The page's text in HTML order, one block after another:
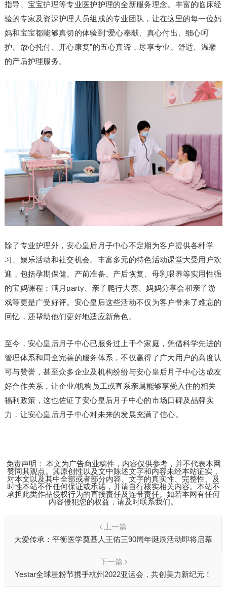
指导、宝宝护理等专业医护护理的全新服务理念。丰富的临床经
验的专家及资深护理人员组成的专业团队，让在这里的每一位妈
妈和宝宝都能够真切的体验到“爱心奉献、真心付出、细心呵
护、放心托付、开心康复”的五心真谛，尽享专业、舒适、温馨
的产后护理服务。
除了专业护理外，安心皇后月子中心不定期为客户提供各种学
习、娱乐活动和社交机会。丰富多元的特色活动课堂大受用户欢
迎，包括孕期保健、产前准备、产后恢复、母乳喂养等实用性强
的宝妈课程；满月party、亲子爬行大赛、妈妈分享会和亲子游
戏等更是广受好评。安心皇后这些活动不仅为客户带来了难忘的
回忆，还帮助他们更好地适应新角色。
至今，安心皇后月子中心已服务过上千个家庭，凭借科学先进的
管理体系和周全完善的服务体系，不仅赢得了广大用户的高度认
可与赞誉，甚至众多企业及机构纷纷与安心皇后月子中心达成友
好合作关系，让企业/机构员工或直系亲属能够享受入住的相关
福利政策，这也佐证了安心皇后月子中心的市场口碑及品牌实
力，让安心皇后月子中心对未来的发展充满了信心。
免责声明： 本文为广告商业稿件，内容仅供参考，并不代表本网
赞同其观点。其原创性以及文中陈述文字和内容未经本站证实，
对本文以及其中全部或者部分内容、文字的真实性、完整性、及
时性本站不作任何保证或承诺，并请自行核实相关内容。本站不
承担此类作品侵权行为的直接责任及连带责任。如若本网有任何
内容侵犯您的权益，请及时联系我们。
上一篇
大爱传承：平衡医学奠基人王佑三90周年诞辰活动即将启幕
下一篇
Yestar全球星粉节携手杭州2022亚运会，共创美力新纪元！